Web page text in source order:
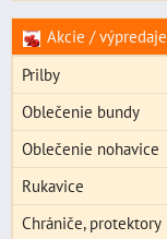
Akcie / výpredaje
Prilby
Oblečenie bundy
Oblečenie nohavice
Rukavice
Chrániče, protektory